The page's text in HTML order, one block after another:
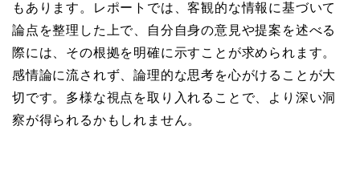
もあります。レポートでは、客観的な情報に基づいて
論点を整理した上で、自分自身の意見や提案を述べる
際には、その根拠を明確に示すことが求められます。
感情論に流されず、論理的な思考を心がけることが大
切です。多様な視点を取り入れることで、より深い洞
察が得られるかもしれません。